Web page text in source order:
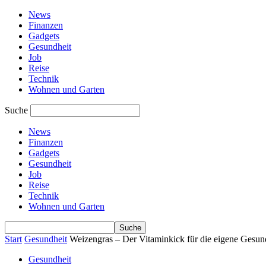
News
Finanzen
Gadgets
Gesundheit
Job
Reise
Technik
Wohnen und Garten
Suche
News
Finanzen
Gadgets
Gesundheit
Job
Reise
Technik
Wohnen und Garten
Start Gesundheit Weizengras – Der Vitaminkick für die eigene
Gesundheit